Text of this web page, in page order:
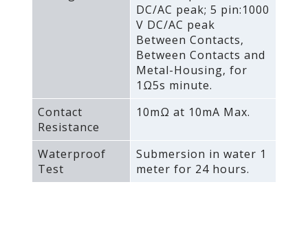
DC/AC peak; 5 pin:1000
V DC/AC peak
Between Contacts‚
Between Contacts and
Metal-Housing‚ for
1Ω5s minute.
Contact
Resistance
10mΩ at 10mA Max.
Waterproof
Test
Submersion in water 1
meter for 24 hours.